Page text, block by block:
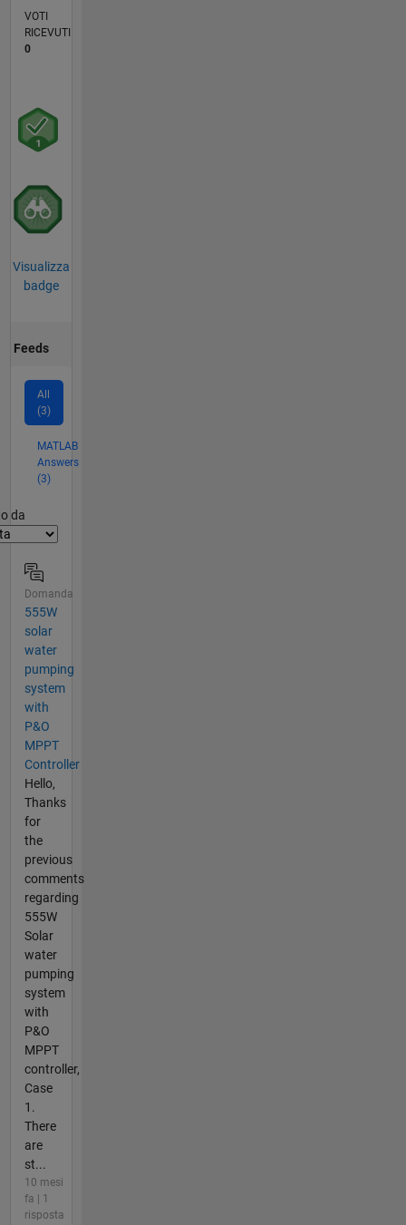
VOTI
RICEVUTI
0
Visualizza
badge
Feeds
All
(3)
MATLAB
Answers
(3)
da
Domanda
555W
solar
water
pumping
system
with
P&O
MPPT
Controller
Hello,
Thanks
for
the
previous
comments
regarding
555W
Solar
water
pumping
system
with
P&O
MPPT
controller,
Case
1.
There
are
st...
10 mesi
fa | 1
risposta